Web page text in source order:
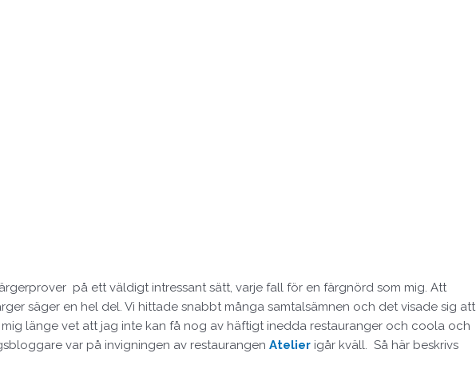
på ett väldigt intressant sätt, varje fall för en färgnörd som mig. Att
säger en hel del. Vi hittade snabbt många samtalsämnen och det visade sig att
länge vet att jag inte kan få nog av häftigt inedda restauranger och coola och
var på invigningen av restaurangen Atelier igår kväll. Så här beskrivs